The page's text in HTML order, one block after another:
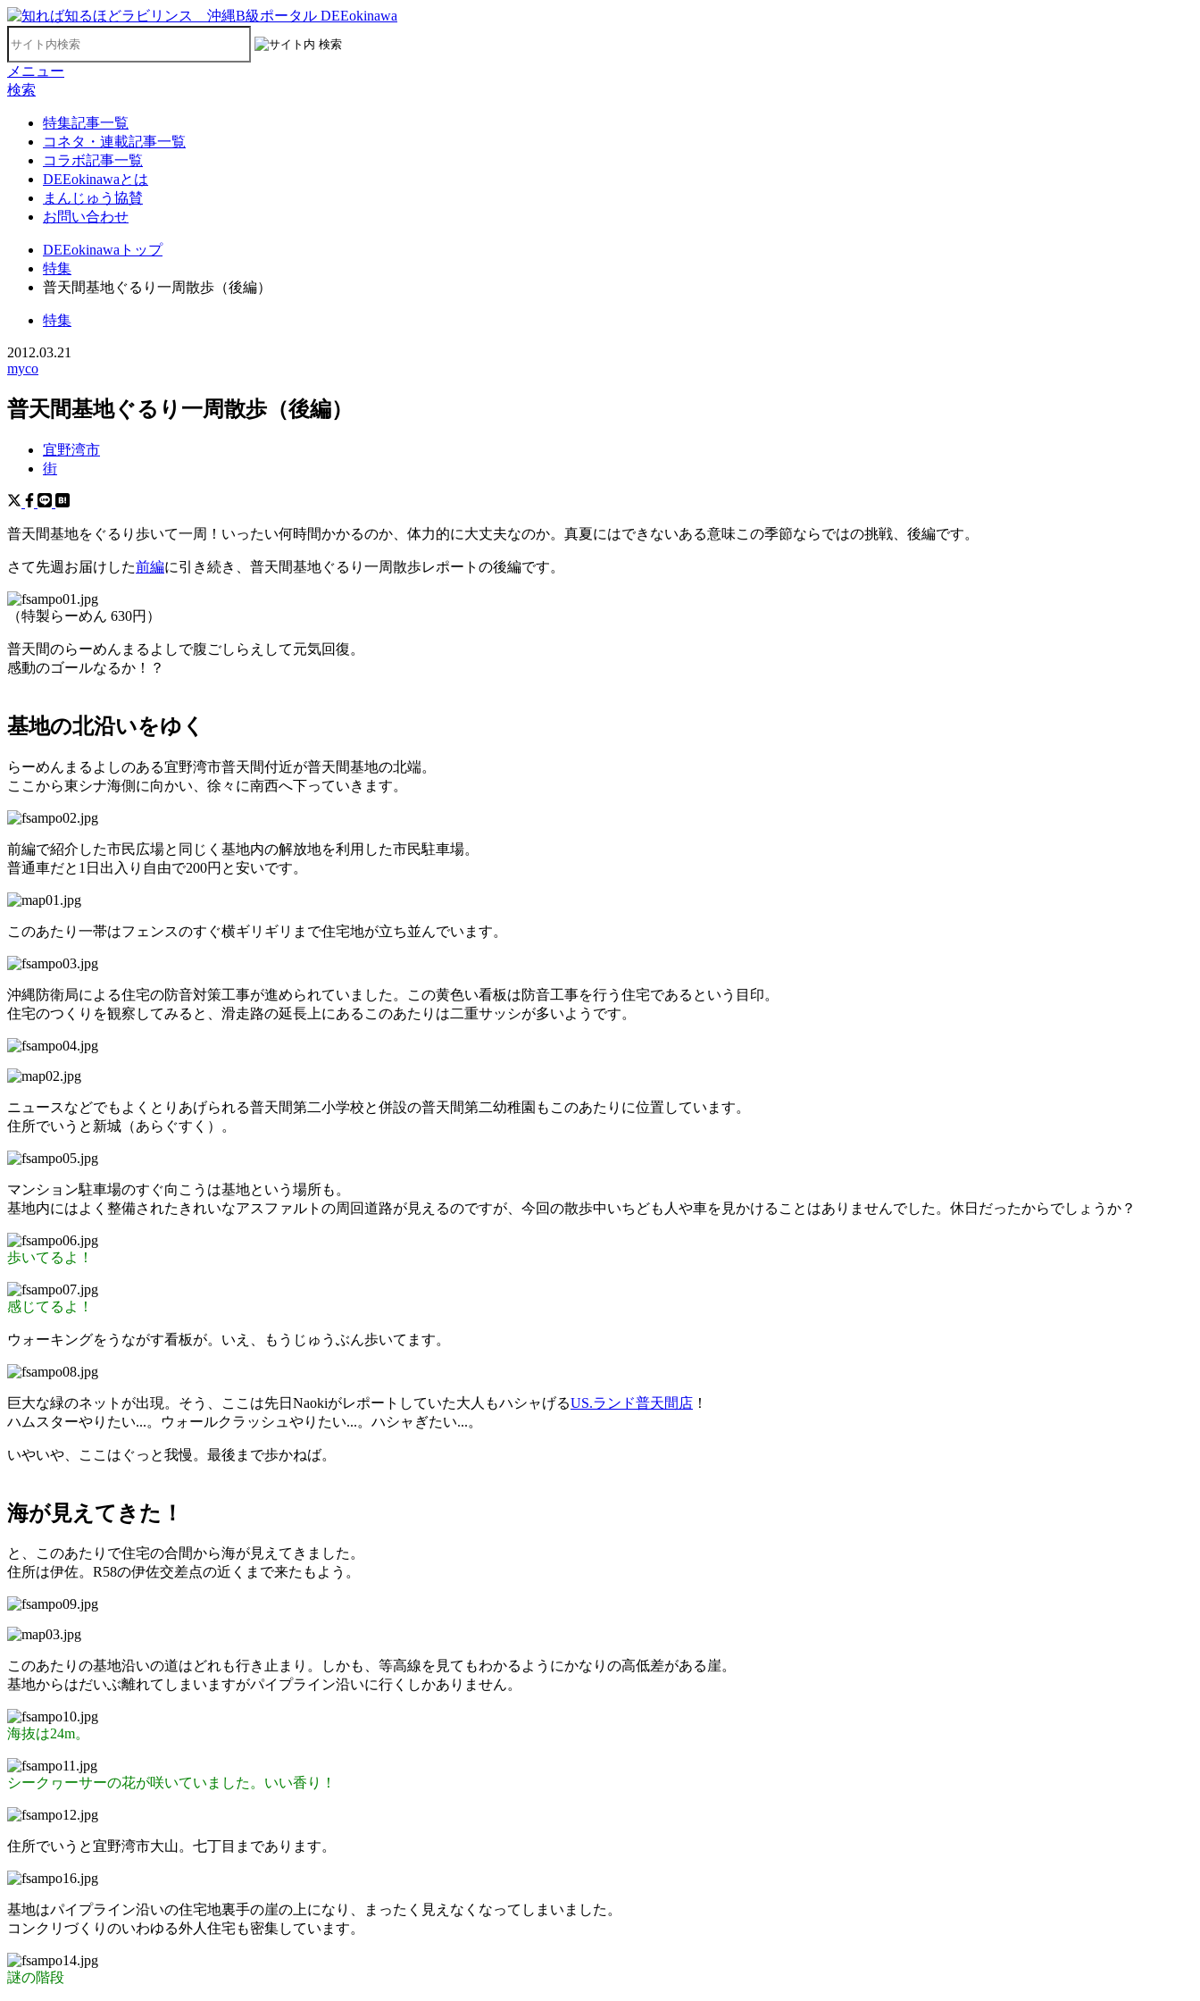
メニュー
検索
特集記事一覧
コネタ・連載記事一覧
コラボ記事一覧
DEEokinawaとは
まんじゅう協賛
お問い合わせ
DEEokinawaトップ
特集
普天間基地ぐるり一周散歩（後編）
特集
2012.03.21
myco
普天間基地ぐるり一周散歩（後編）
宜野湾市
街
普天間基地をぐるり歩いて一周！いったい何時間かかるのか、体力的に大丈夫なのか。真夏にはできないある意味この季節ならではの挑戦、後編です。
さて先週お届けした前編に引き続き、普天間基地ぐるり一周散歩レポートの後編です。
（特製らーめん 630円）
普天間のらーめんまるよしで腹ごしらえして元気回復。
感動のゴールなるか！？
基地の北沿いをゆく
らーめんまるよしのある宜野湾市普天間付近が普天間基地の北端。
ここから東シナ海側に向かい、徐々に南西へ下っていきます。
前編で紹介した市民広場と同じく基地内の解放地を利用した市民駐車場。
普通車だと1日出入り自由で200円と安いです。
このあたり一帯はフェンスのすぐ横ギリギリまで住宅地が立ち並んでいます。
沖縄防衛局による住宅の防音対策工事が進められていました。この黄色い看板は防音工事を行う住宅であるという目印。
住宅のつくりを観察してみると、滑走路の延長上にあるこのあたりは二重サッシが多いようです。
ニュースなどでもよくとりあげられる普天間第二小学校と併設の普天間第二幼稚園もこのあたりに位置しています。
住所でいうと新城（あらぐすく）。
マンション駐車場のすぐ向こうは基地という場所も。
基地内にはよく整備されたきれいなアスファルトの周回道路が見えるのですが、今回の散歩中いちども人や車を見かけることはありませんでした。休日だったからでしょうか？
歩いてるよ！
感じてるよ！
ウォーキングをうながす看板が。いえ、もうじゅうぶん歩いてます。
巨大な緑のネットが出現。そう、ここは先日Naokiがレポートしていた大人もハシャげるUS.ランド普天間店 ！
ハムスターやりたい...。ウォールクラッシュやりたい...。ハシャぎたい...。
いやいや、ここはぐっと我慢。最後まで歩かねば。
海が見えてきた！
と、このあたりで住宅の合間から海が見えてきました。
住所は伊佐。R58の伊佐交差点の近くまで来たもよう。
このあたりの基地沿いの道はどれも行き止まり。しかも、等高線を見てもわかるようにかなりの高低差がある崖。
基地からはだいぶ離れてしまいますがパイプライン沿いに行くしかありません。
海抜は24m。
シークヮーサーの花が咲いていました。いい香り！
住所でいうと宜野湾市大山。七丁目まであります。
基地はパイプライン沿いの住宅地裏手の崖の上になり、まったく見えなくなってしまいました。
コンクリづくりのいわゆる外人住宅も密集しています。
謎の階段